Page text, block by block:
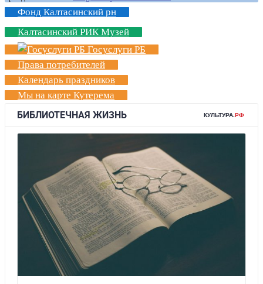
Фонд Калтасинский рн
Калтасинский РИК Музей
Госуслуги РБ
Права потребителей
Календарь праздников
Мы на карте Кутерема